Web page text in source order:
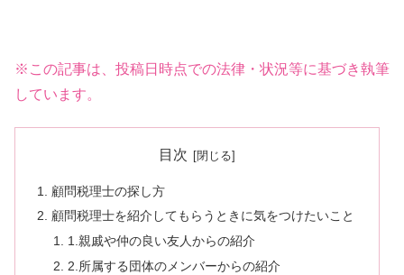
※この記事は、投稿日時点での法律・状況等に基づき執筆
しています。
目次
顧問税理士の探し方
顧問税理士を紹介してもらうときに気をつけたいこと
1.親戚や仲の良い友人からの紹介
2.所属する団体のメンバーからの紹介